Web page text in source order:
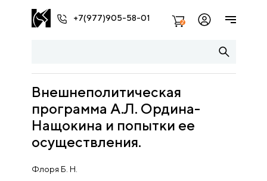
+7(977)905-58-01 2
Внешнеполитическая
программа А.Л. Ордина-
Нащокина и попытки ее
осуществления.
Флоря Б. Н.